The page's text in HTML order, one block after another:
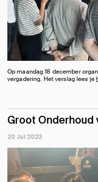
Op maandag 18 december
vergadering. Het verslag lees je
Groot Onderhoud
20 Jul 2023